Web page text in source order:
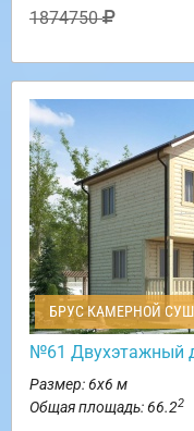
1874750
БРУС КАМЕРНОЙ
№61 Двухэтажный
Размер: 6х6 м
Общая площадь: 66.22